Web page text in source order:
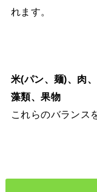
れます。
米(パン、麺)、肉
藻類、果物
これらのバランス